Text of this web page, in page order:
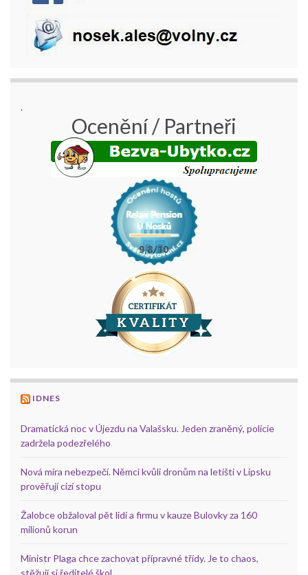
.
Ocenění / Partneři
IDNES
Dramatická noc v Újezdu na Valašsku. Jeden zraněný, policie
zadržela podezřelého
Nová míra nebezpečí. Němci kvůli dronům na letišti v Lipsku
prověřují cizí stopu
Žalobce obžaloval pět lidí a firmu v kauze Bulovky za 160
milionů korun
Ministr Plaga chce zachovat přípravné třídy. Je to chaos,